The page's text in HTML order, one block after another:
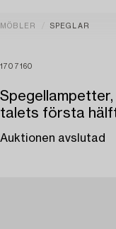
MÖBLER SPEGLAR
1707160
talets första
Auktionen avslutad